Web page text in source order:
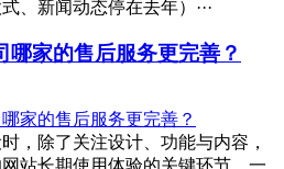
、新闻动态停在去年）···
哪家的售后服务更完善？
，除了关注设计、功能与内容，
站长期使用体验的关键环节。一